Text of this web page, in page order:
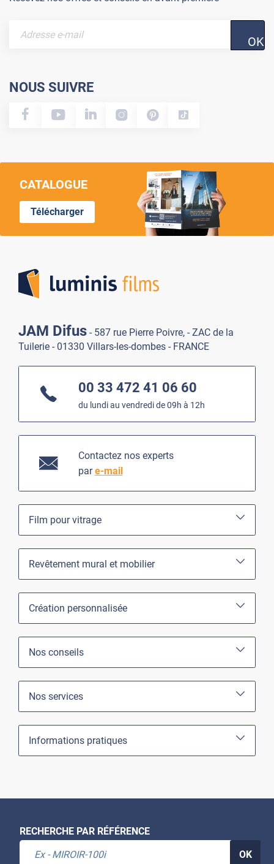
OK
NOUS SUIVRE
CATALOGUE
Télécharger
JAM Difus - 587 rue Pierre Poivre, - ZAC de la
Tuilerie - 01330 Villars-les-dombes - FRANCE
00 33 472 41 06 60
du lundi au vendredi de 09h à 12h
Contactez nos experts
pare-mail
Film pour vitrage
Revêtement mural et mobilier
Création personnalisée
Nos conseils
Nos services
Informations pratiques
RECHERCHE PAR RÉFÉRENCE
OK